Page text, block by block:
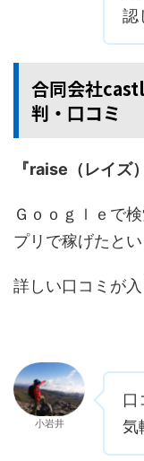
認
合同会社
判・口コミ
『raise（レイズ
Ｇｏｏｇｌｅで
プリで稼げたと
詳しい口コミが
小岩井
口
気